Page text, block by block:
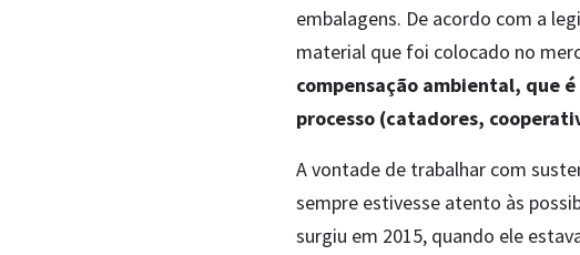
embalagens. De acordo com a
material que foi colocado no
compensação ambiental, que
processo (catadores,
A vontade de trabalhar com
sempre estivesse atento às
surgiu em 2015, quando ele